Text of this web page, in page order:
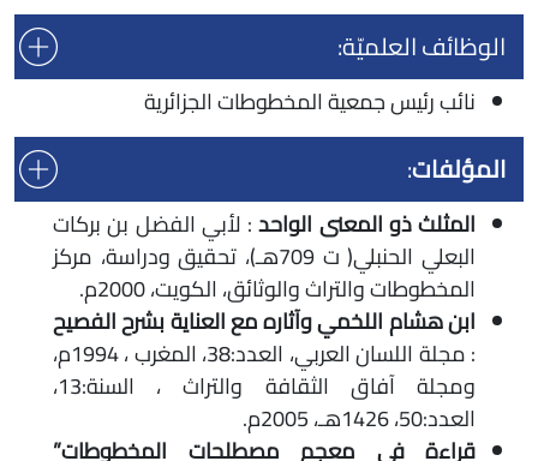
الوظائف العلميّة:
نائب رئيس جمعية المخطوطات الجزائرية
المؤلفات:
المثلث ذو المعنى الواحد: لأبي الفضل بن بركات
البعلي الحنبلي( ت 709هـ)، تحقيق ودراسة، مركز
المخطوطات والتراث والوثائق، الكويت، 2000م.
ابن هشام اللخمي وآثاره مع العناية بشرح الفصيح
: مجلة اللسان العربي، العدد:38، المغرب ، 1994م،
ومجلة آفاق الثقافة والتراث ، السنة:13،
العدد:50، 1426هـ، 2005م.
قراءة في معجم مصطلحات المخطوطات”